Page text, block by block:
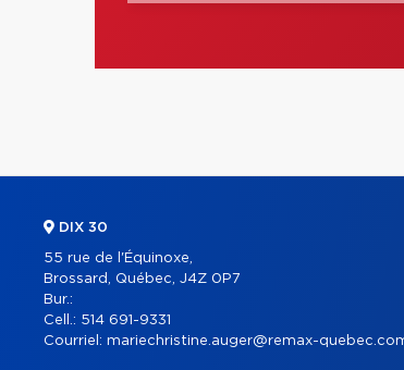
DIX 30
55 rue de l'Équinoxe,
Brossard, Québec, J4Z 0P7
Bur.:
Cell.: 514 691-9331
Courriel: mariechristine.auger@remax-